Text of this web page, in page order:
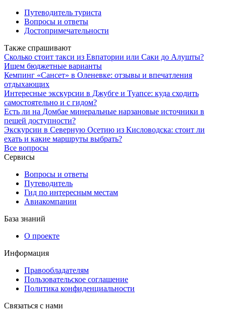
Путеводитель туриста
Вопросы и ответы
Достопримечательности
Также спрашивают
Сколько стоит такси из Евпатории или Саки до Алушты?
Ищем бюджетные варианты
Кемпинг «Сансет» в Оленевке: отзывы и впечатления
отдыхающих
Интересные экскурсии в Джубге и Туапсе: куда сходить
самостоятельно и с гидом?
Есть ли на Домбае минеральные нарзановые источники в
пешей доступности?
Экскурсии в Северную Осетию из Кисловодска: стоит ли
ехать и какие маршруты выбрать?
Все вопросы
Сервисы
Вопросы и ответы
Путеводитель
Гид по интересным местам
Авиакомпании
База знаний
О проекте
Информация
Правообладателям
Пользовательское соглашение
Политика конфиденциальности
Связаться с нами